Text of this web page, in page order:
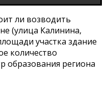
ли возводить
(улица Калинина,
участка здание
количество
образования региона